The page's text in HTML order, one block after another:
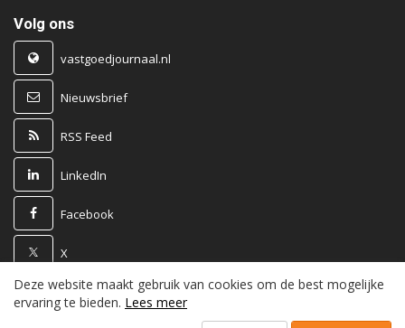
Volg ons
vastgoedjournaal.nl
Nieuwsbrief
RSS Feed
LinkedIn
Facebook
X
Powered by
Deze website maakt gebruik van cookies om de best mogelijke
ervaring te bieden. Lees meer